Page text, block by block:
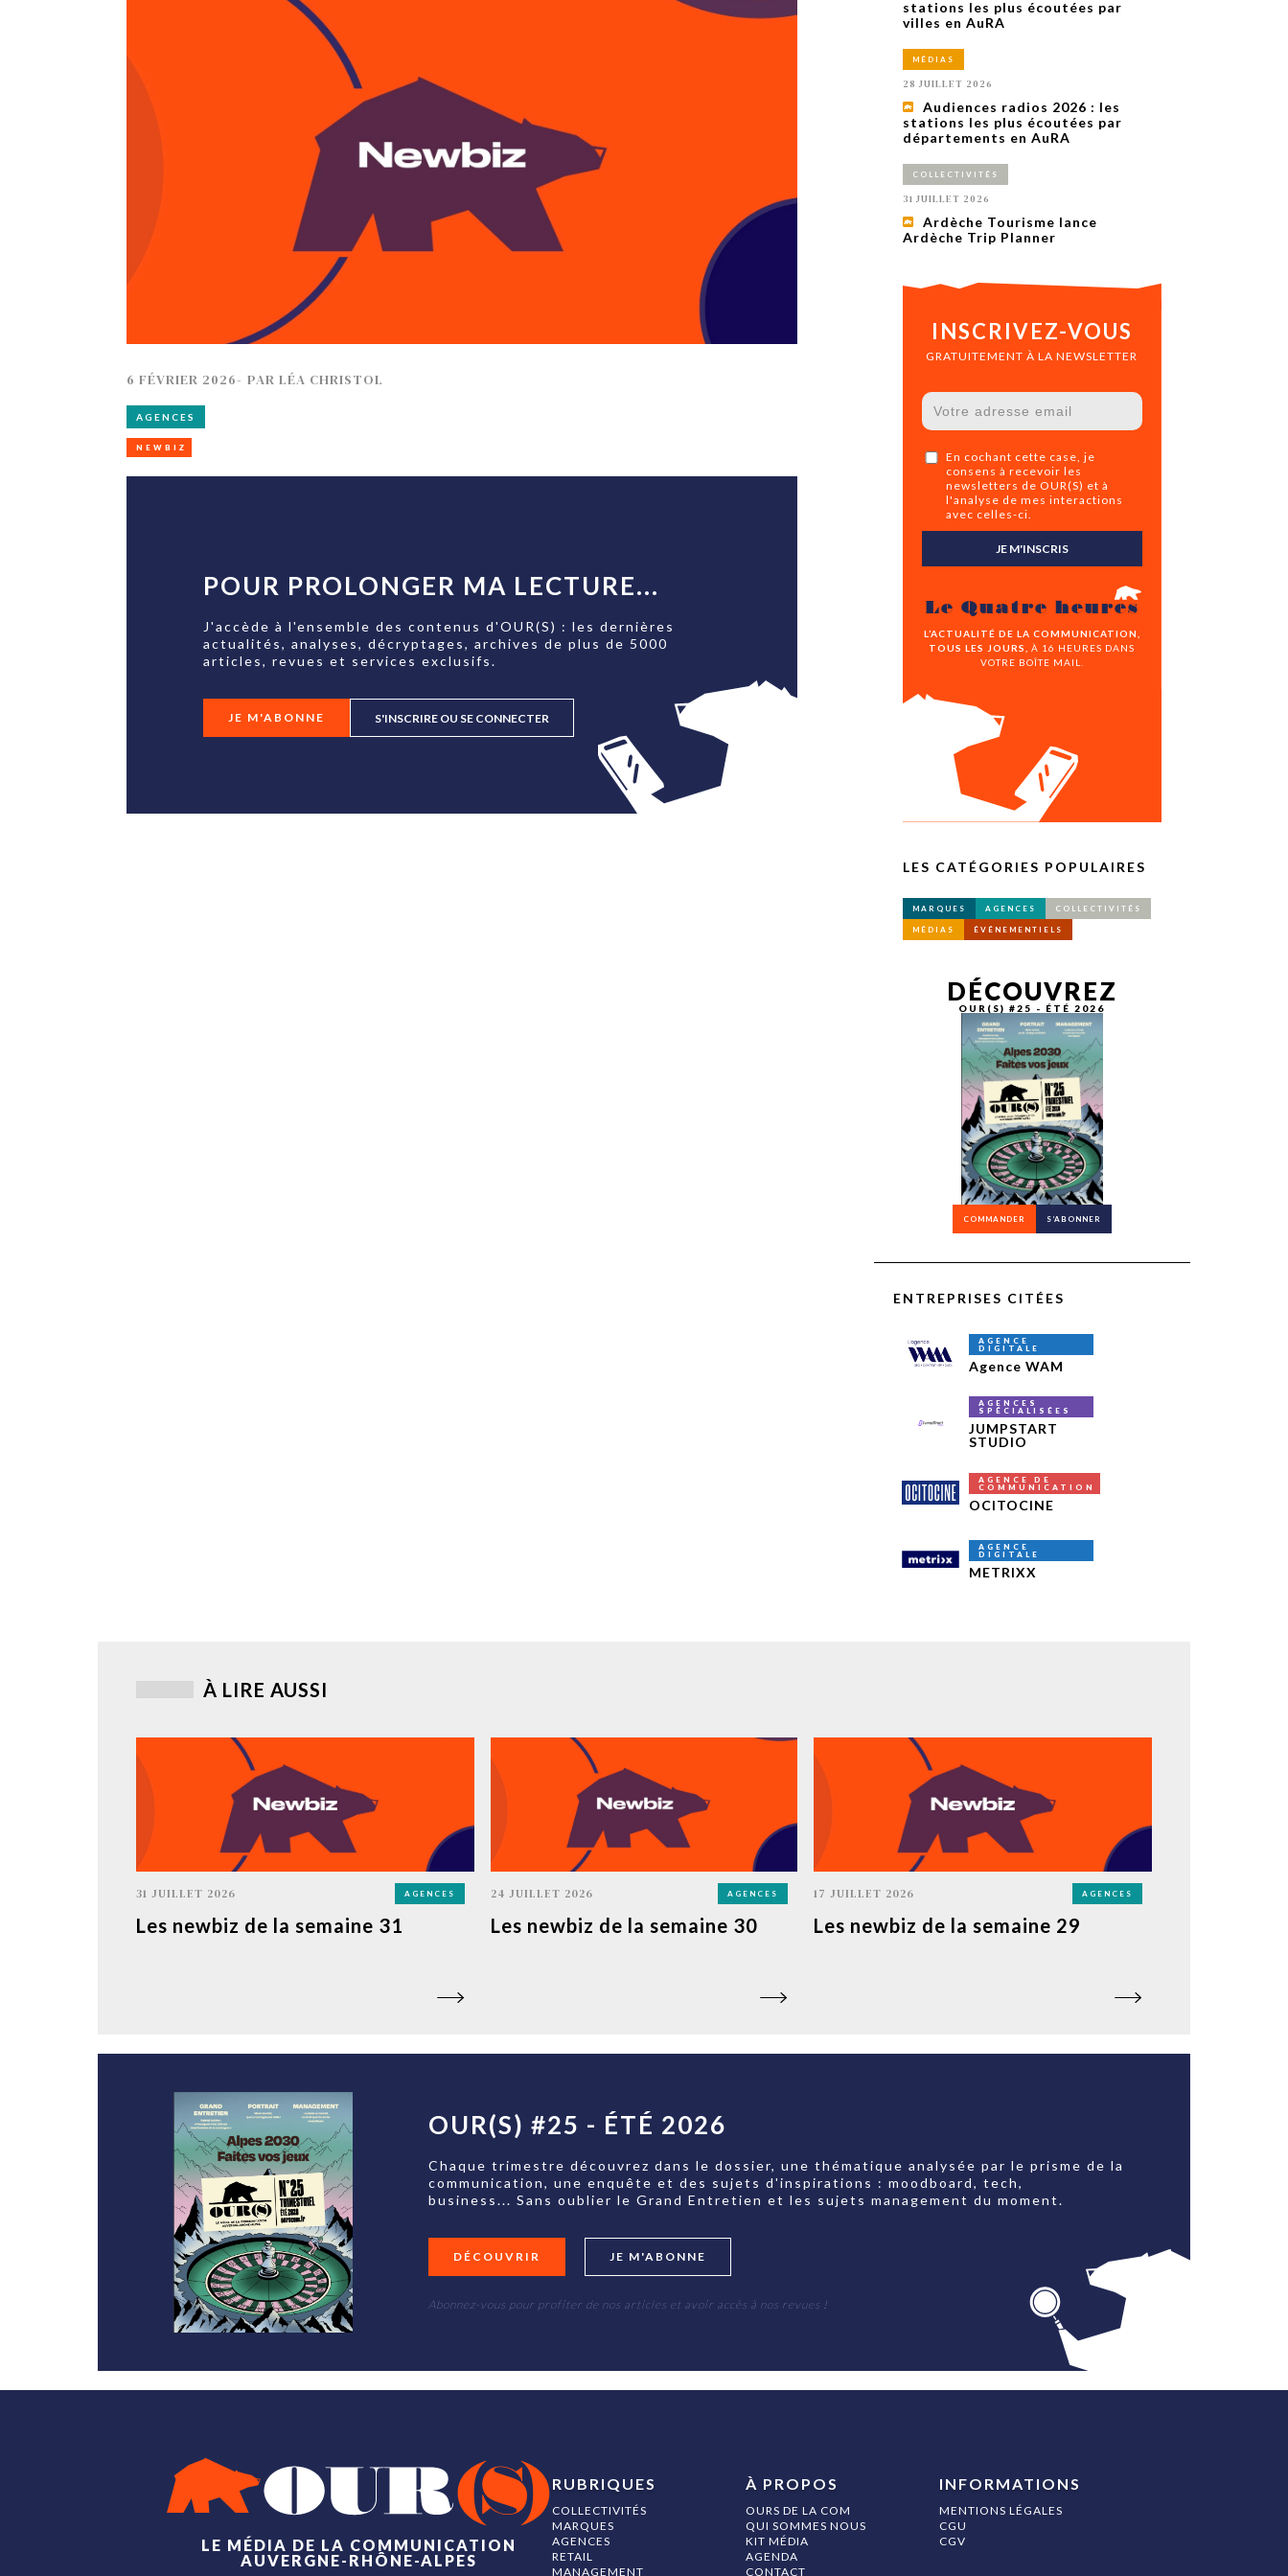
LA REVUE
ARTICLE
PARTENAIRE
Loire Tourisme a lancé une deuxième
saison autour de son concept autour de
marketing et communication, revient sur
1 AN
6 FÉVRIER 2026- PARLÉA CHRISTOL
AGENCES
NEWBIZ
POUR PROLONGER MA LECTURE...
J'accède à l'ensemble des contenus d'OUR(S) : les dernières
actualités, analyses, décryptages, archives de plus de 5000
articles, revues et services exclusifs.
JE M'ABONNE S'INSCRIRE OU SE CONNECTER
stations les plus écoutées par
villes en AuRA
MÉDIAS
28 JUILLET 2026
Audiences radios 2026 : les
stations les plus écoutées par
départements en AuRA
COLLECTIVITÉS
31 JUILLET 2026
Ardèche Tourisme lance
Ardèche Trip Planner
INSCRIVEZ-VOUS
GRATUITEMENT À LA NEWSLETTER
En cochant cette case, je
consens à recevoir les
newsletters de OUR(S) et à
l'analyse de mes interactions
avec celles-ci.
JE M'INSCRIS
Le Quatre heures
L’ACTUALITÉ DE LA COMMUNICATION,
TOUS LES JOURS,
À 16 HEURES DANS
VOTRE BOÎTE MAIL.
LES CATÉGORIES POPULAIRES
MARQUES AGENCES COLLECTIVITÉS
MÉDIAS ÉVÉNEMENTIELS
DÉCOUVREZ
OUR(S) #25 - ÉTÉ 2026
COMMANDER S’ABONNER
ENTREPRISES CITÉES
AGENCE
DIGITALE
Agence WAM
AGENCES
SPÉCIALISÉES
JUMPSTART
STUDIO
AGENCE DE
COMMUNICATION
OCITOCINE
AGENCE
DIGITALE
METRIXX
À LIRE AUSSI
31 JUILLET 2026 AGENCES
Les newbiz de la semaine 31
24 JUILLET 2026 AGENCES
Les newbiz de la semaine 30
17 JUILLET 2026 AGENCES
Les newbiz de la semaine 29
OUR(S) #25 - ÉTÉ 2026
Chaque trimestre découvrez dans le dossier, une thématique analysée par le prisme de la
communication, une enquête et des sujets d'inspirations : moodboard, tech,
business... Sans oublier le Grand Entretien et les sujets management du moment.
DÉCOUVRIR JE M'ABONNE
Abonnez-vous pour profiter de nos articles et avoir accès à nos revues !
LE MÉDIA DE LA COMMUNICATION
AUVERGNE-RHÔNE-ALPES
RUBRIQUES
COLLECTIVITÉS
MARQUES
AGENCES
RETAIL
MANAGEMENT
À PROPOS
OURS DE LA COM
QUI SOMMES NOUS
KIT MÉDIA
AGENDA
CONTACT
INFORMATIONS
MENTIONS LÉGALES
CGU
CGV